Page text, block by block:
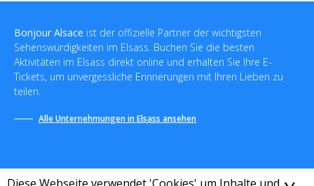
Bonjour Alsace ist der offizielle Partner der wichtigsten
Sehenswürdigkeiten im Elsass. Buchen Sie die besten
Aktivitäten im Elsass direkt online und erhalten Sie Ihre E-
Tickets, um unvergessliche Erinnerungen mit Ihren Lieben zu
teilen.
Alle Unternehmungen in Elsass ansehen